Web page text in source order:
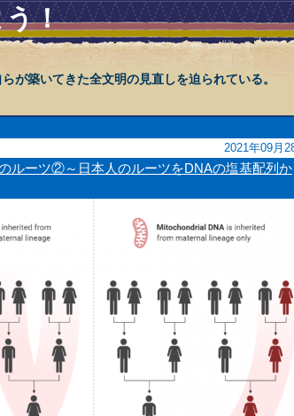
う！
が築いてきた全文明の見直しを迫られている。
2021年09月
ルーツ②～日本人のルーツをDNAの塩基配列か